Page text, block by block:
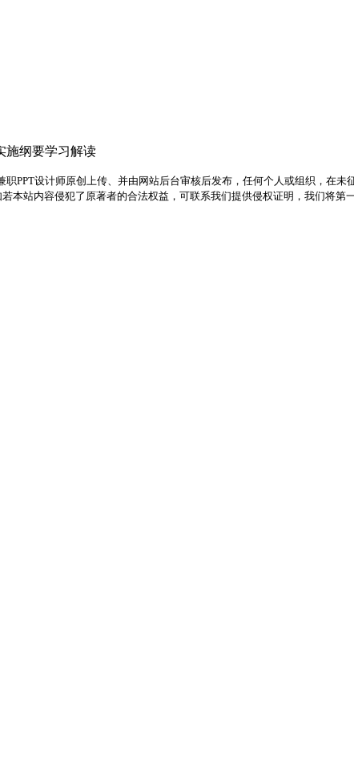
施纲要学习解读
PPT设计师原创上传、并由网站后台审核后发布，任何个人或组织，在
本站内容侵犯了原著者的合法权益，可联系我们提供侵权证明，我们将第